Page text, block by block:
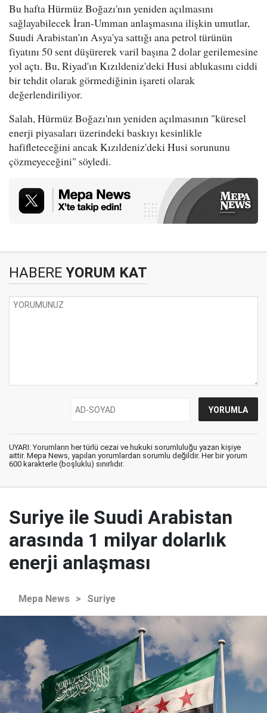
Bu hafta Hürmüz Boğazı'nın yeniden açılmasını
sağlayabilecek İran-Umman anlaşmasına ilişkin umutlar,
Suudi Arabistan'ın Asya'ya sattığı ana petrol türünün
fiyatını 50 sent düşürerek varil başına 2 dolar gerilemesine
yol açtı. Bu, Riyad'ın Kızıldeniz'deki Husi ablukasını ciddi
bir tehdit olarak görmediğinin işareti olarak
değerlendiriliyor.
Salah, Hürmüz Boğazı'nın yeniden açılmasının "küresel
enerji piyasaları üzerindeki baskıyı kesinlikle
hafifleteceğini ancak Kızıldeniz'deki Husi sorununu
çözmeyeceğini" söyledi.
HABERE YORUM KAT
UYARI: Yorumların her türlü cezai ve hukuki sorumluluğu yazan kişiye
aittir. Mepa News, yapılan yorumlardan sorumlu değildir. Her bir yorum
600 karakterle (boşluklu) sınırlıdır.
Suriye ile Suudi Arabistan
arasında 1 milyar dolarlık
enerji anlaşması
Mepa News > Suriye